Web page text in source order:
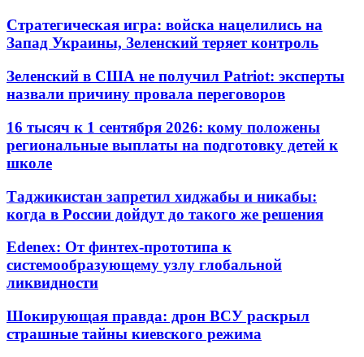
Стратегическая игра: войска нацелились на
Запад Украины, Зеленский теряет контроль
Зеленский в США не получил Patriot: эксперты
назвали причину провала переговоров
16 тысяч к 1 сентября 2026: кому положены
региональные выплаты на подготовку детей к
школе
Таджикистан запретил хиджабы и никабы:
когда в России дойдут до такого же решения
Edenex: От финтех-прототипа к
системообразующему узлу глобальной
ликвидности
Шокирующая правда: дрон ВСУ раскрыл
страшные тайны киевского режима